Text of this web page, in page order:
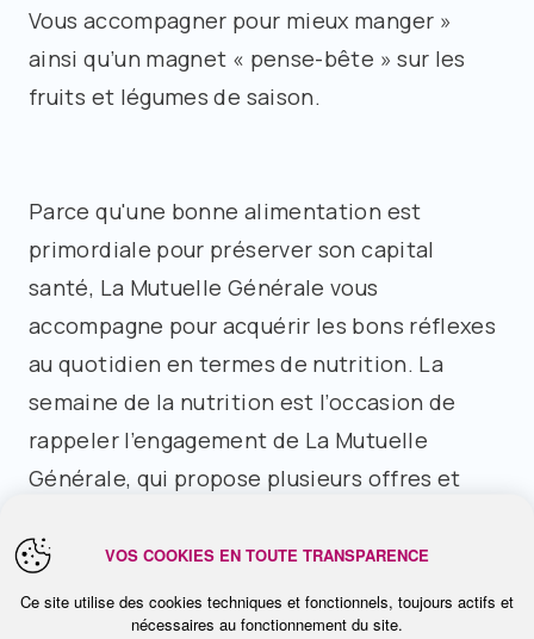
Vous accompagner pour mieux manger »
ainsi qu’un magnet « pense-bête » sur les
fruits et légumes de saison.
Parce qu'une bonne alimentation est
primordiale pour préserver son capital
santé, La Mutuelle Générale vous
accompagne pour acquérir les bons réflexes
au quotidien en termes de nutrition. La
semaine de la nutrition est l’occasion de
rappeler l’engagement de La Mutuelle
Générale, qui propose plusieurs offres et
l’alimentation, notamment, avec le service
en ligne « On mange quoi ? ».
VOS COOKIES EN TOUTE TRANSPARENCE
Ce site utilise des cookies techniques et fonctionnels, toujours actifs et
nécessaires au fonctionnement du site.